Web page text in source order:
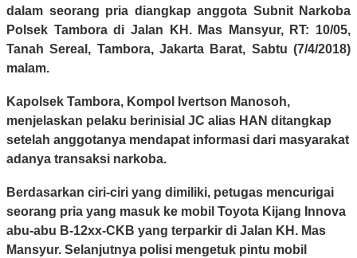
dalam seorang pria diangkap anggota Subnit Narkoba
Polsek Tambora di Jalan KH. Mas Mansyur, RT: 10/05,
Tanah Sereal, Tambora, Jakarta Barat, Sabtu (7/4/2018)
malam.
Kapolsek Tambora, Kompol Ivertson Manosoh,
menjelaskan pelaku berinisial JC alias HAN ditangkap
setelah anggotanya mendapat informasi dari masyarakat
adanya transaksi narkoba.
Berdasarkan ciri-ciri yang dimiliki, petugas mencurigai
seorang pria yang masuk ke mobil Toyota Kijang Innova
abu-abu B-12xx-CKB yang terparkir di Jalan KH. Mas
Mansyur. Selanjutnya polisi mengetuk pintu mobil